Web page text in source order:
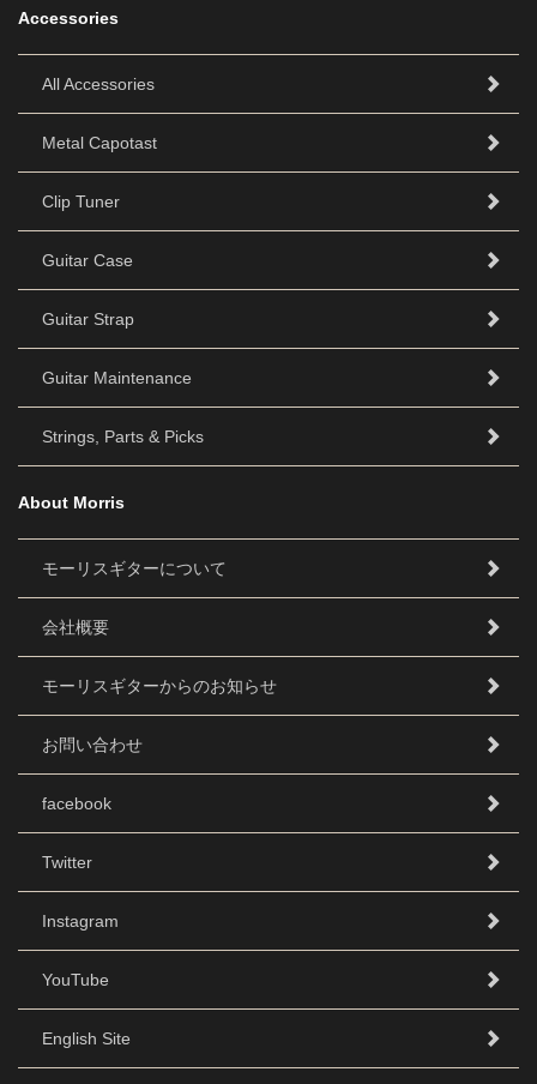
Accessories
All Accessories
Metal Capotast
Clip Tuner
Guitar Case
Guitar Strap
Guitar Maintenance
Strings, Parts & Picks
About Morris
モーリスギターについて
会社概要
モーリスギターからのお知らせ
お問い合わせ
facebook
Twitter
Instagram
YouTube
English Site